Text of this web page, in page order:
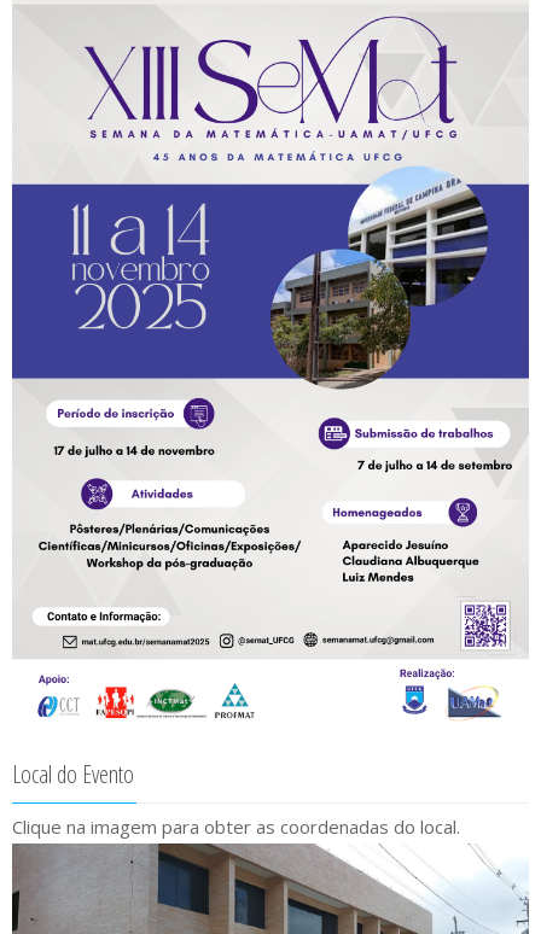
Local do Evento
Clique na imagem para obter as coordenadas do local.